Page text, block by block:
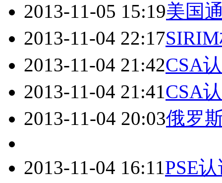
2013-11-05 15:19美国
2013-11-04 22:17
2013-11-04 21:42CSA
2013-11-04 21:41CSA
2013-11-04 20:03俄罗
2013-11-04 16:11PSE